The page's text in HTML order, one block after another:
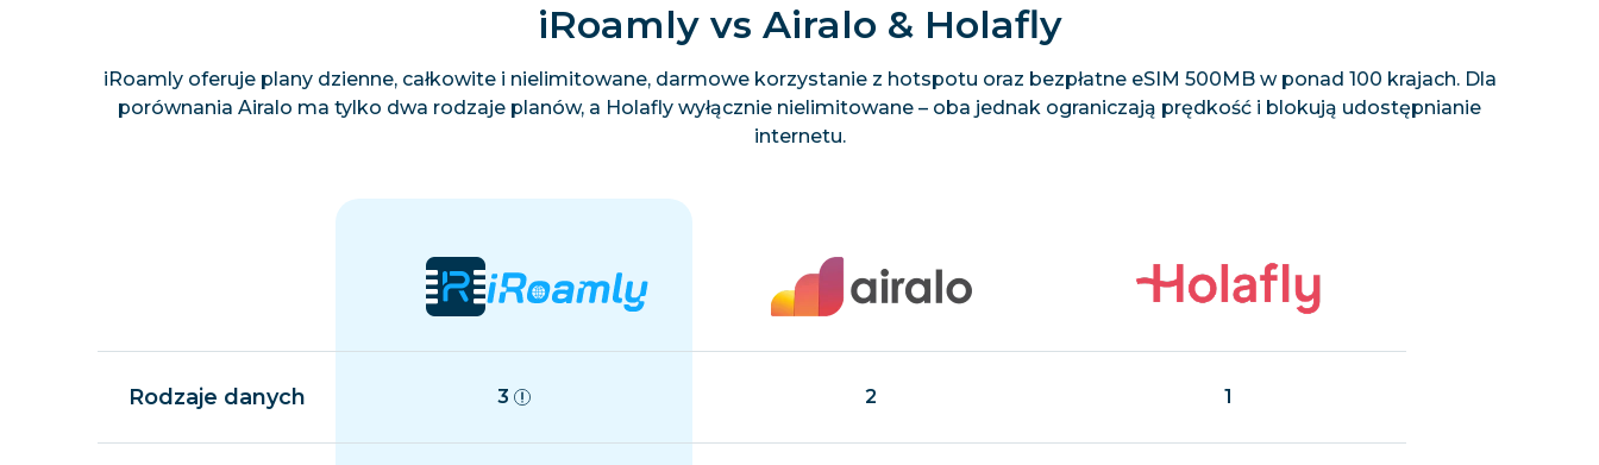
iRoamly vs Airalo & Holafly
iRoamly oferuje plany dzienne, całkowite i nielimitowane, darmowe korzystanie z hotspotu oraz bezpłatne eSIM 500MB w ponad 100 krajach. Dla
porównania Airalo ma tylko dwa rodzaje planów, a Holafly wyłącznie nielimitowane – oba jednak ograniczają prędkość i blokują udostępnianie
internetu.
Rodzaje danych 3 2 1